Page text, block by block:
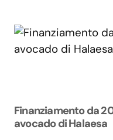
Finanziamento da
avocado di Halaesa